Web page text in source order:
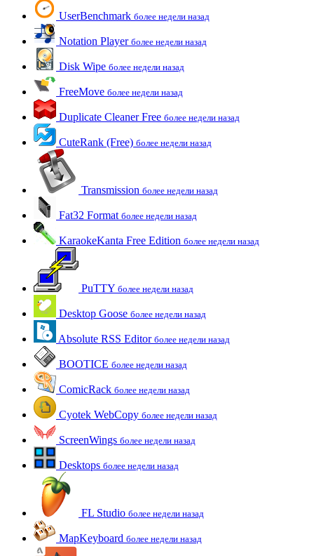
UserBenchmark более недели назад
Notation Player более недели назад
Disk Wipe более недели назад
FreeMove более недели назад
Duplicate Cleaner Free более недели назад
CuteRank (Free) более недели назад
Transmission более недели назад
Fat32 Format более недели назад
KaraokeKanta Free Edition более недели назад
PuTTY более недели назад
Desktop Goose более недели назад
Absolute RSS Editor более недели назад
BOOTICE более недели назад
ComicRack более недели назад
Cyotek WebCopy более недели назад
ScreenWings более недели назад
Desktops более недели назад
FL Studio более недели назад
MapKeyboard более недели назад